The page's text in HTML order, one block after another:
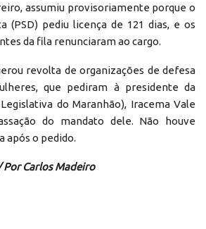
assumiu provisoriamente porque o
(PSD) pediu licença de 121 dias, e os
da fila renunciaram ao cargo.
revolta de organizações de defesa
que pediram à presidente da
do Maranhão), Iracema Vale
do mandato dele. Não houve
após o pedido.
Carlos Madeiro